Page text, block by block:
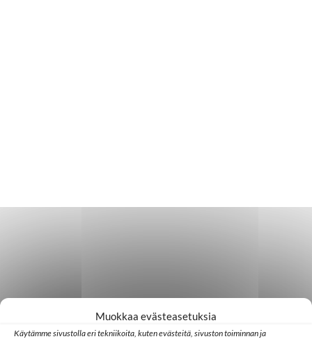
Muokkaa evästeasetuksia
Käytämme sivustolla eri tekniikoita, kuten evästeitä, sivuston toiminnan ja